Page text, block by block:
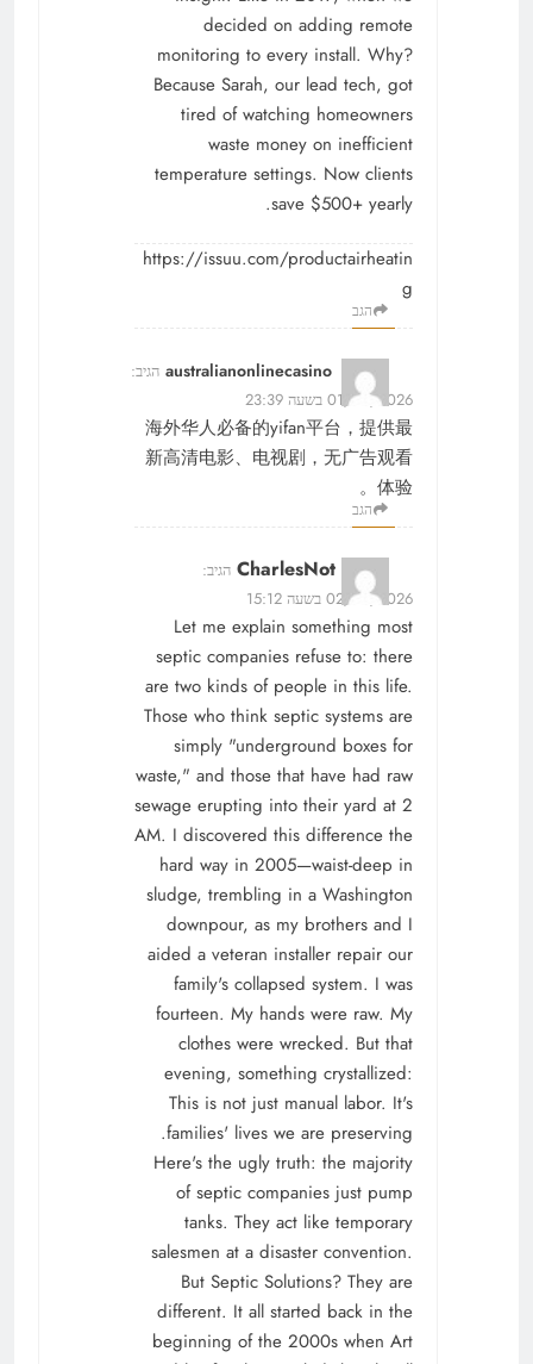
decided on adding remote
monitoring to every install. Why?
Because Sarah, our lead tech, got
tired of watching homeowners
waste money on inefficient
temperature settings. Now clients
save $500+ yearly.
https://issuu.com/productairheatin
g
הגב
australianonlinecasino הגיב:
01/02/2026 בשעה 23:39
海外华人必备的yifan平台，提供最
新高清电影、电视剧，无广告观看
体验。
הגב
CharlesNot הגיב:
02/02/2026 בשעה 15:12
Let me explain something most
septic companies refuse to: there
are two kinds of people in this life.
Those who think septic systems are
simply "underground boxes for
waste," and those that have had raw
sewage erupting into their yard at 2
AM. I discovered this difference the
hard way in 2005—waist-deep in
sludge, trembling in a Washington
downpour, as my brothers and I
aided a veteran installer repair our
family's collapsed system. I was
fourteen. My hands were raw. My
clothes were wrecked. But that
evening, something crystallized:
This is not just manual labor. It's
families' lives we are preserving.
Here's the ugly truth: the majority
of septic companies just pump
tanks. They act like temporary
salesmen at a disaster convention.
But Septic Solutions? They are
different. It all started back in the
beginning of the 2000s when Art